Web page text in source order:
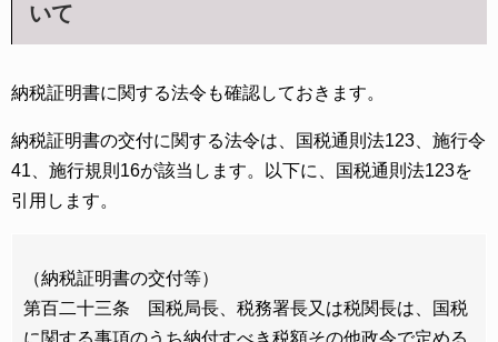
いて
納税証明書に関する法令も確認しておきます。
納税証明書の交付に関する法令は、国税通則法123、施行令
41、施行規則16が該当します。以下に、国税通則法123を
引用します。
（納税証明書の交付等）
第百二十三条 国税局長、税務署長又は税関長は、国税